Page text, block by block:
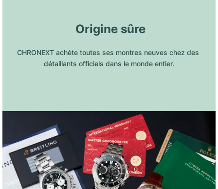
Origine sûre
CHRONEXT achète toutes ses montres neuves chez des
détaillants officiels dans le monde entier.